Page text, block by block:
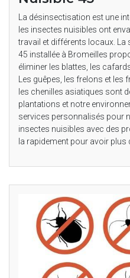
La désinsectisation est une
les insectes nuisibles ont
travail et différents locaux.
45 installée à Bromeilles
éliminer les blattes, les
Les guêpes, les frelons et les
les chenilles asiatiques sont
plantations et notre
services personnalisés pour
insectes nuisibles avec des
la rapidement pour avoir plus